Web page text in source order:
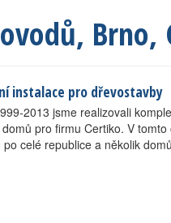
Brno,
instalace pro dřevostavby
2013 jsme realizovali
pro firmu Certiko. V
celé republice a několik